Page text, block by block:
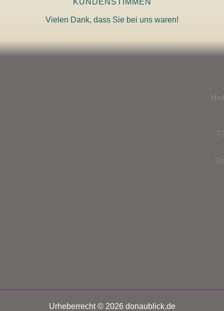
Vielen Dank, dass Sie bei uns waren!
Urheberrecht © 2026 donaublick.de